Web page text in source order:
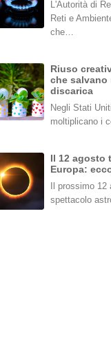
L'Autorità di
Reti e
che…
Riuso
che salvano
discarica
Negli Stati
moltiplicano i
Il 12 agosto
Europa:
Il prossimo
spettacolo